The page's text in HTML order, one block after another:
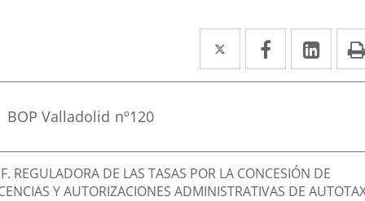
Twitter
Enlace
a
externa.
Facebook
Enlace
a
externa.
a
BOP Valladolid nº120
REGULADORA DE LAS TASAS POR LA CONCESIÓN DE
Y AUTORIZACIONES ADMINISTRATIVAS DE